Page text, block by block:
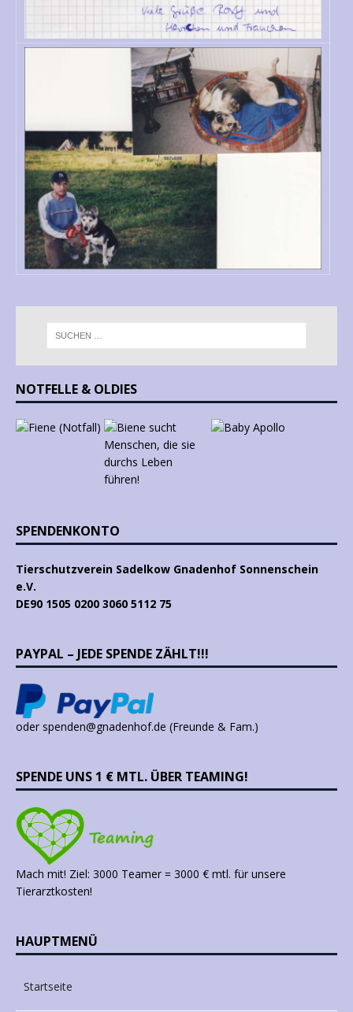
NOTFELLE & OLDIES
SPENDENKONTO
Tierschutzverein Sadelkow Gnadenhof Sonnenschein
e.V.
DE90 1505 0200 3060 5112 75
PAYPAL – JEDE SPENDE ZÄHLT!!!
oder spenden@gnadenhof.de (Freunde & Fam.)
SPENDE UNS 1 € MTL. ÜBER TEAMING!
Mach mit! Ziel: 3000 Teamer = 3000 € mtl. für unsere
Tierarztkosten!
HAUPTMENÜ
Startseite